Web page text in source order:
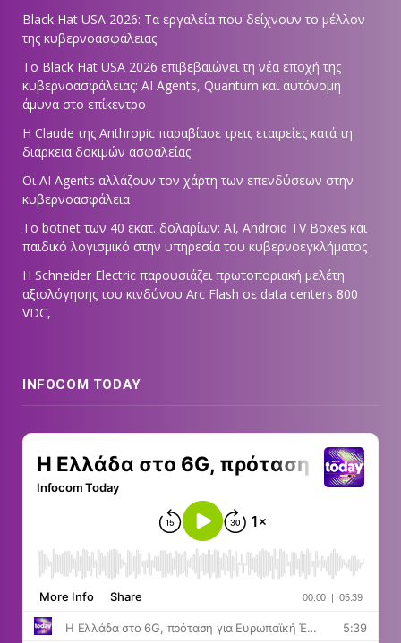
Black Hat USA 2026: Τα εργαλεία που δείχνουν το μέλλον
της κυβερνοασφάλειας
Το Black Hat USA 2026 επιβεβαιώνει τη νέα εποχή της
κυβερνοασφάλειας: AI Agents, Quantum και αυτόνομη
άμυνα στο επίκεντρο
Η Claude της Anthropic παραβίασε τρεις εταιρείες κατά τη
διάρκεια δοκιμών ασφαλείας
Οι AI Agents αλλάζουν τον χάρτη των επενδύσεων στην
κυβερνοασφάλεια
Το botnet των 40 εκατ. δολαρίων: AI, Android TV Boxes και
παιδικό λογισμικό στην υπηρεσία του κυβερνοεγκλήματος
Η Schneider Electric παρουσιάζει πρωτοποριακή μελέτη
αξιολόγησης του κινδύνου Arc Flash σε data centers 800
VDC,
INFOCOM TODAY